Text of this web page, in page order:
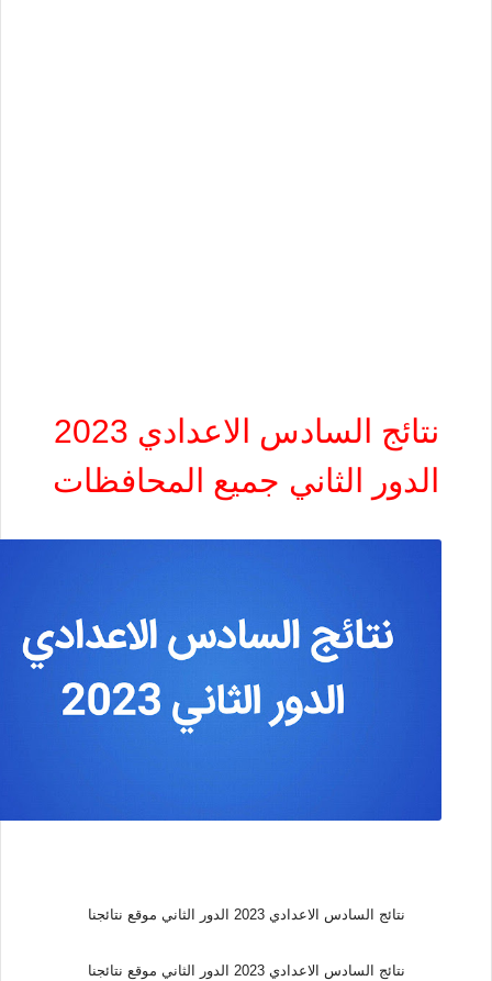
نتائج السادس الاعدادي 2023
الدور الثاني جميع المحافظات
نتائج السادس الاعدادي 2023 الدور الثاني موقع نتائجنا
نتائج السادس الاعدادي 2023 الدور الثاني موقع نتائجنا